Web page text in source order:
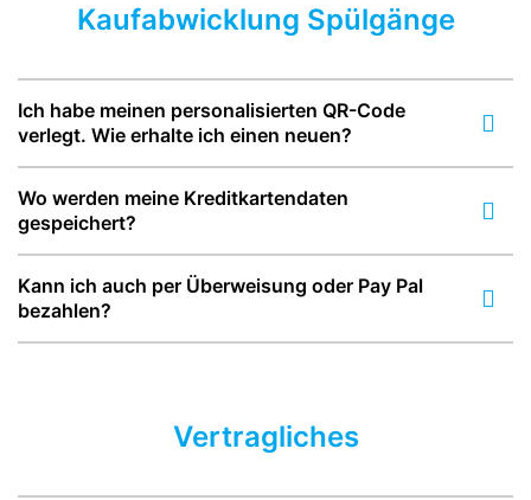
Kaufabwicklung Spülgänge
Ich habe meinen personalisierten QR-Code
verlegt. Wie erhalte ich einen neuen?
Wo werden meine Kreditkartendaten
gespeichert?
Kann ich auch per Überweisung oder Pay Pal
bezahlen?
Vertragliches